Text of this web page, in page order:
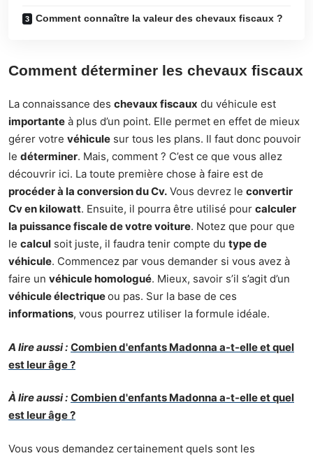
Comment connaître la valeur des chevaux fiscaux ?
Comment déterminer les chevaux fiscaux
La connaissance des chevaux fiscaux du véhicule est
importante à plus d’un point. Elle permet en effet de mieux
gérer votre véhicule sur tous les plans. Il faut donc pouvoir
le déterminer. Mais, comment ? C’est ce que vous allez
découvrir ici. La toute première chose à faire est de
procéder à la conversion du Cv. Vous devrez le convertir
Cv en kilowatt. Ensuite, il pourra être utilisé pour calculer
la puissance fiscale de votre voiture. Notez que pour que
le calcul soit juste, il faudra tenir compte du type de
véhicule. Commencez par vous demander si vous avez à
faire un véhicule homologué. Mieux, savoir s’il s’agit d’un
véhicule électriqueou pas. Sur la base de ces
informations, vous pourrez utiliser la formule idéale.
A lire aussi : Combien d'enfants Madonna a-t-elle et quel
est leur âge ?
À lire aussi : Combien d'enfants Madonna a-t-elle et quel
est leur âge ?
Vous vous demandez certainement quels sont les